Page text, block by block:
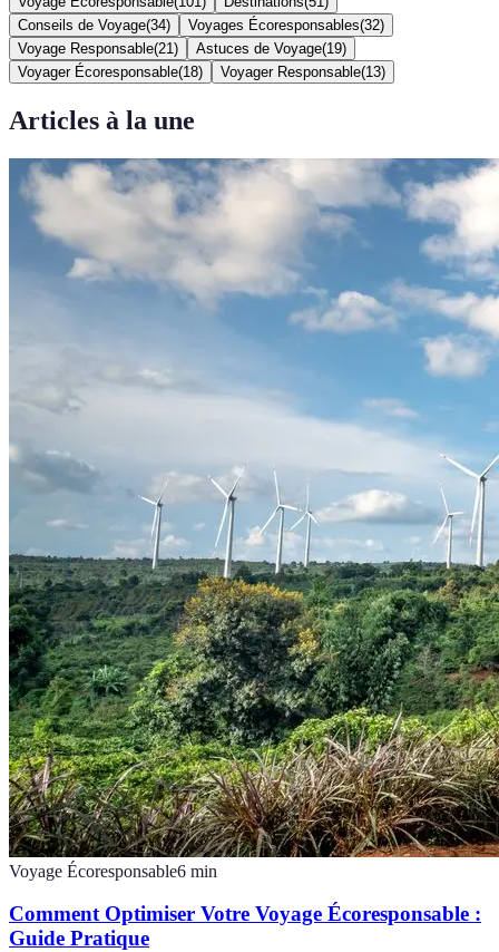
Conseils de Voyage(34) Voyages Écoresponsables(32)
Voyage Responsable(21 ) Astuces de Voyage(19)
Voyager Écoresponsable(18) Voyager Responsable(13)
Articles à la une
Voyage Écoresponsable6 min
Comment Optimiser Votre Voyage Écoresponsable :
Guide Pratique